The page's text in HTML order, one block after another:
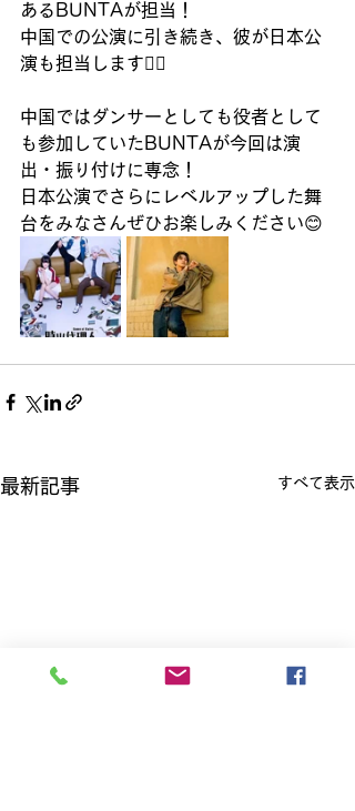
あるBUNTAが担当！
中国での公演に引き続き、彼が日本公
演も担当します❤️‍🔥
中国ではダンサーとしても役者として
も参加していたBUNTAが今回は演
出・振り付けに専念！
日本公演でさらにレベルアップした舞
台をみなさんぜひお楽しみください😊
最新記事 すべて表示